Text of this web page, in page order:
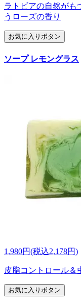
ラトビアの自然がも
うローズの香り
お気に入りボタン
ソープ レモングラス
1,980円(税込2,178円)
皮脂コントロール＆
お気に入りボタン